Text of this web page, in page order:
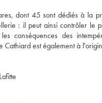
dont 45 sont dédiés à la
: il peut ainsi contrôler le
conséquences des
Cathiard est également à